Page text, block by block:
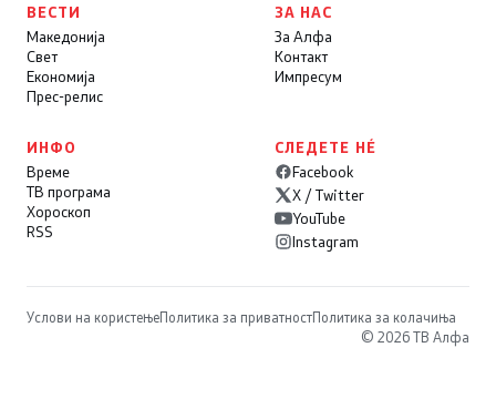
ВЕСТИ
Македонија
Свет
Економија
Прес-релис
ЗА НАС
За Алфа
Контакт
Импресум
ИНФО
Време
ТВ програма
Хороскоп
RSS
СЛЕДЕТЕ НÉ
Facebook
X / Twitter
YouTube
Instagram
Услови на користењеПолитика за приватностПолитика за колачиња
© 2026 ТВ Алфа